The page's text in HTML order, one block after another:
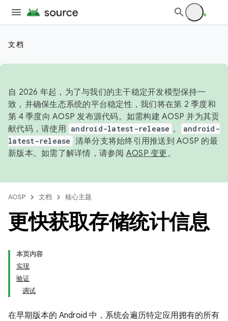
文档
自 2026 年起，为了与我们的主干稳定开发模型保持一
致，并确保生态系统的平台稳定性，我们将在第 2 季度和
第 4 季度向 AOSP 发布源代码。如需构建 AOSP 并为其贡
献代码，请使用 android-latest-release 。
android-
latest-release 清单分支将始终引用推送到 AOSP 的最
新版本。如需了解详情，请参阅 AOSP 变更。
AOSP 文档 核心主题
更快获取存储统计信息
本页内容
实现
验证
调试
在早期版本的 Android 中，系统会遍历特定应用拥有的所有